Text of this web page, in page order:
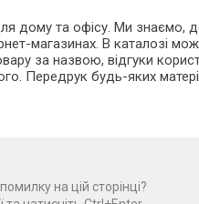
дому та офісу. Ми
магазинах. В каталозі
за назвою, відгуки
Передрук будь-яких
на цій сторінці?